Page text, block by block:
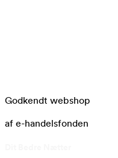
Godkendt webshop
af e-handelsfonden